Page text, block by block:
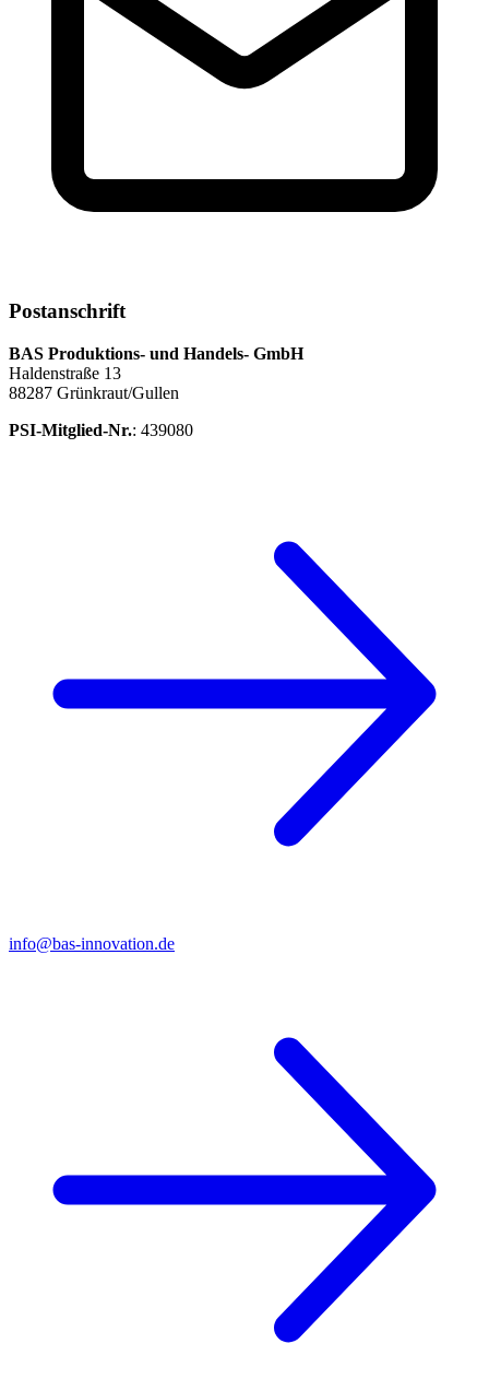
Postanschrift
BAS Produktions- und Handels- GmbH
Haldenstraße 13
88287 Grünkraut/Gullen
PSI-Mitglied-Nr.: 439080
info@bas-innovation.de